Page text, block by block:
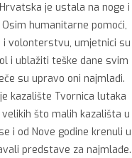
je ustala na noge i
humanitarne pomoći,
volonterstvu, umjetnici su
i ublažiti teške dane svim
su upravo oni najmlađi.
kazalište Tvornica lutaka
što malih kazališta u
i od Nove godine krenuli u
predstave za najmlađe.